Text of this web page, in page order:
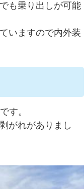
も乗り出しが可能
いますので内外装
す。
がれがありまし